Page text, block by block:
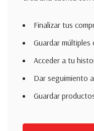
Finalizar tus
Guardar múltiples
Acceder a tu
Dar seguimiento
Guardar